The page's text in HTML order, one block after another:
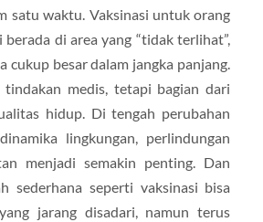
satu waktu. Vaksinasi untuk orang
berada di area yang “tidak terlihat”,
cukup besar dalam jangka panjang.
tindakan medis, tetapi bagian dari
hidup. Di tengah perubahan
lingkungan, perlindungan
menjadi semakin penting. Dan
sederhana seperti vaksinasi bisa
jarang disadari, namun terus